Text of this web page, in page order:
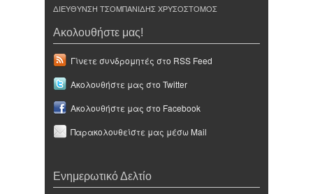
ΔΙΕΥΘΥΝΣΗ ΤΣΟΜΠΑΝΙΔΗΣ ΧΡΥΣΟΣΤΟΜΟΣ
Ακολουθήστε μας!
Γίνετε συνδρομητές στο RSS Feed
Ακολουθήστε μας στο Twitter
Ακολουθήστε μας στο Facebook
Παρακολουθείστε μας μέσω Mail
Ενημερωτικό Δελτίο